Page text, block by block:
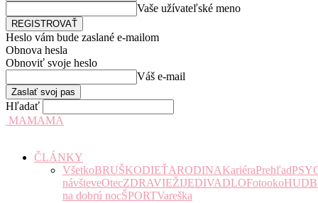
Vaše užívateľské meno
Heslo vám bude zaslané e-mailom
Obnova hesla
Obnoviť svoje heslo
Váš e-mail
Hľadať
MAMAMA
ČLÁNKY
VšetkoBRUŠKODIEŤARODINAKariéraPrehľad
návšteveOtecZDRAVIEŽIJEDIVADLOFotooko
na dobrú nocŠPORTVareška